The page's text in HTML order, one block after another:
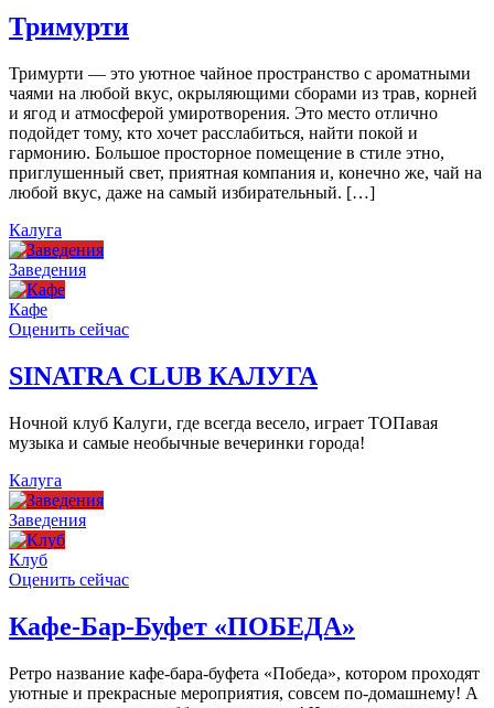
Тримурти
Тримурти — это уютное чайное пространство с ароматными
чаями на любой вкус, окрыляющими сборами из трав, корней
и ягод и атмосферой умиротворения. Это место отлично
подойдет тому, кто хочет расслабиться, найти покой и
гармонию. Большое просторное помещение в стиле этно,
приглушенный свет, приятная компания и, конечно же, чай на
любой вкус, даже на самый избирательный. […]
Калуга
Заведения
Кафе
Оценить сейчас
SINATRA CLUB КАЛУГА
Ночной клуб Калуги, где всегда весело, играет ТОПавая
музыка и самые необычные вечеринки города!
Калуга
Заведения
Клуб
Оценить сейчас
Кафе-Бар-Буфет «ПОБЕДА»
Ретро название кафе-бара-буфета «Победа», котором проходят
уютные и прекрасные мероприятия, совсем по-домашнему! А